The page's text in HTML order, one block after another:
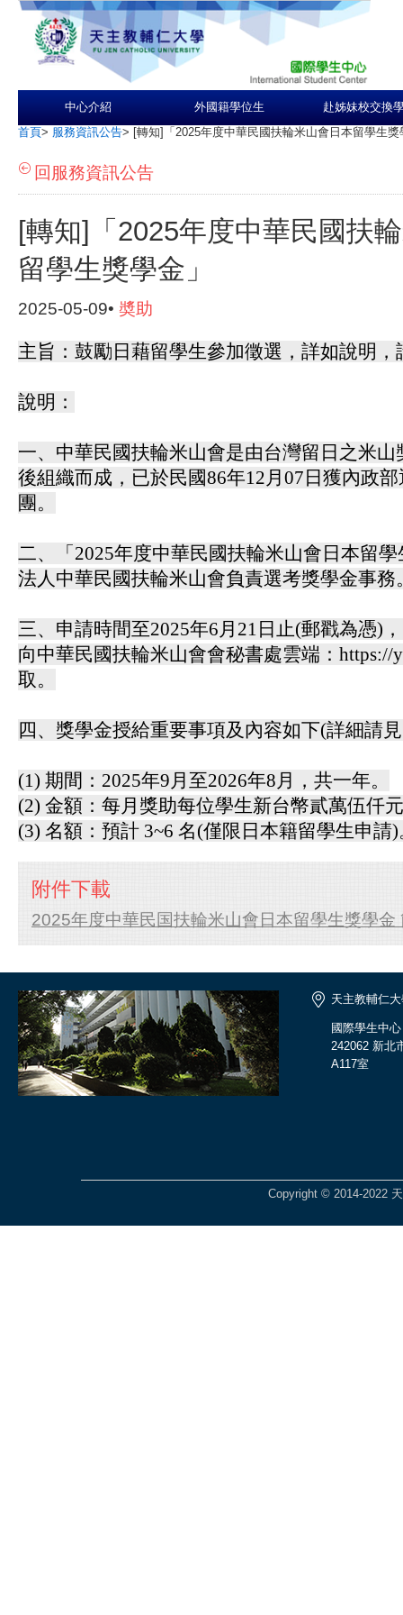
中心介紹 外國籍學位生 赴姊妹校交換
首頁> 服務資訊公告> [轉知]「2025年度中華民國扶輪米山會日本留學生獎
回服務資訊公告
[轉知]「2025年度中華民國扶
留學生獎學金」
2025-05-09• 奬助
主旨：鼓勵日藉留學生參加徵選，詳如說明，
說明：
一、中華民國扶輪米山會是由台灣留日之米
後組織而成，已於民國86年12月07日獲內政
團。
二、「2025年度中華民國扶輪米山會日本留
法人中華民國扶輪米山會負責選考獎學金事務
三、申請時間至2025年6月21日止(郵戳為憑)
向中華民國扶輪米山會會秘書處雲端：https://
取。
四、獎學金授給重要事項及內容如下(詳細請
(1) 期間：2025年9月至2026年8月，共一年。
(2) 金額：每月獎助每位學生新台幣貳萬伍仟
(3) 名額：預計 3~6 名(僅限日本籍留學生申請)
附件下載
2025年度中華民国扶輪米山會日本留學生獎學金
天主教輔仁
國際學生中心
242062 新北
A117室
Copyright © 2014-2022